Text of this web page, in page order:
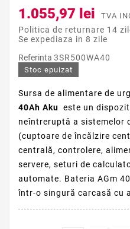
1.055,97 lei TVA
Politica de returnare 14
Se expediaza in 8 zile
Referinta 3SR500WA40
Stoc epuizat
Sursa de alimentare de
40Ah Aku este un
neîntreruptă a sistemelor
(cuptoare de încălzire
centrală, controlere,
servere, seturi de
automate. Bateria AGm
într-o singură carcasă cu